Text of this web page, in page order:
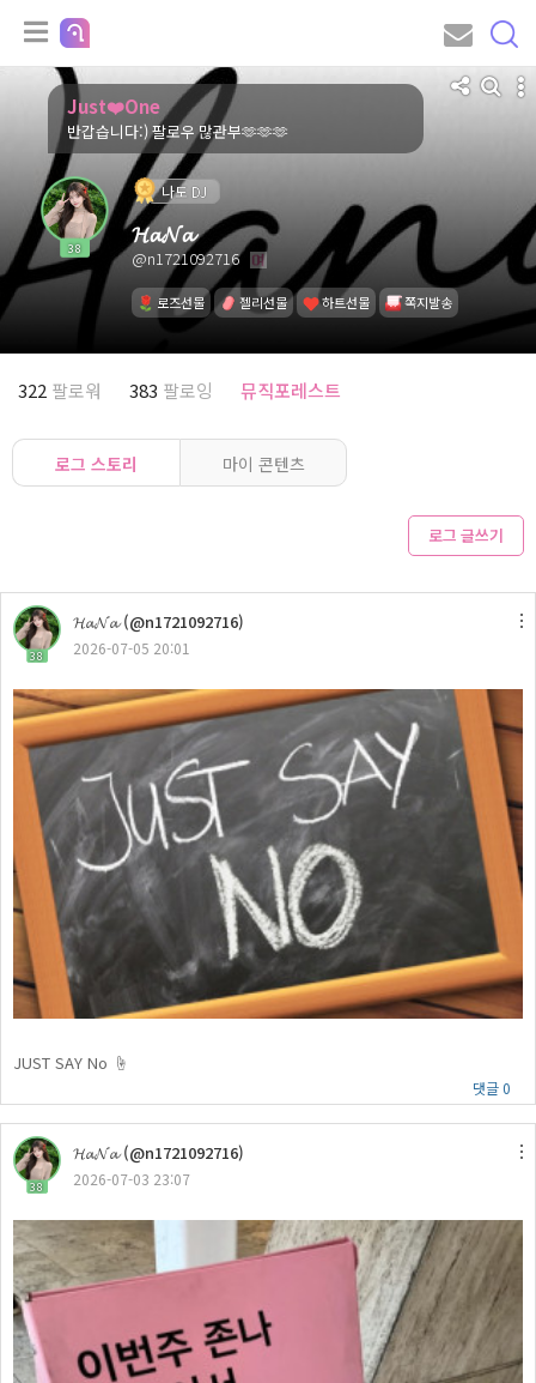
Just❤️One
반갑습니다:) 팔로우 많관부🫶🫶🫶
38
나도 DJ
𝓗𝓪𝓝𝓪
@n1721092716
로즈선물 젤리선물 하트선물 쪽지발송
322 팔로워 383 팔로잉 뮤직포레스트
로그 스토리 마이 콘텐츠
로그 글쓰기
38
𝓗𝓪𝓝𝓪 (@n1721092716)
2026-07-05 20:01
JUST SAY No ☝️
댓글 0
38
𝓗𝓪𝓝𝓪 (@n1721092716)
2026-07-03 23:07